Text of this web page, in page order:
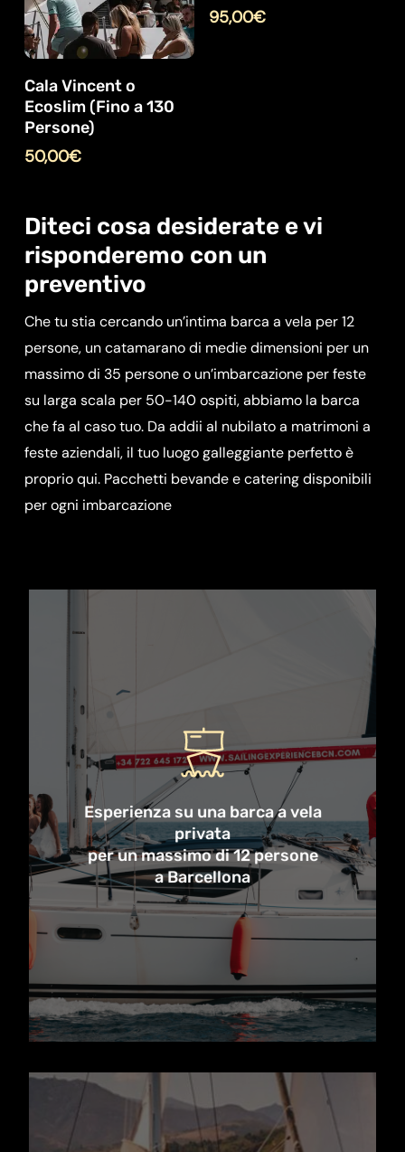
Cala Vincent o
Ecoslim (Fino a 130
Persone)
50,00€
95,00€
Diteci cosa desiderate e vi
risponderemo con un
preventivo
Che tu stia cercando un’intima barca a vela per 12
persone, un catamarano di medie dimensioni per un
massimo di 35 persone o un’imbarcazione per feste
su larga scala per 50-140 ospiti, abbiamo la barca
che fa al caso tuo. Da addii al nubilato a matrimoni a
feste aziendali, il tuo luogo galleggiante perfetto è
proprio qui. Pacchetti bevande e catering disponibili
per ogni imbarcazione
Esperienza su una barca a vela
privata
per un massimo di 12 persone
a Barcellona
un’intima barca a vela da 12
persone. Perfetta per la famiglia, gli
amici o i colleghi, godetevi una
giornata serena di sole, snack
selezionati e viste private sullo
skyline della città, oltre a un tuffo
nel Mediterraneo se il tempo lo
permette!
Prenota ora